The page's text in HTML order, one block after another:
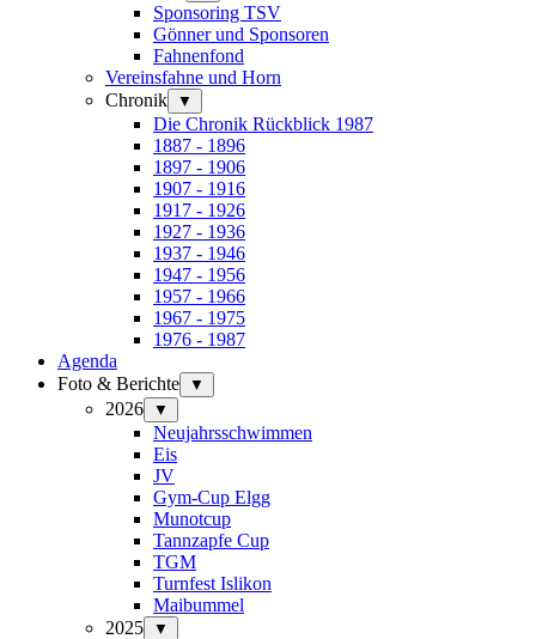
Sponsoring TSV
Gönner und Sponsoren
Fahnenfond
Vereinsfahne und Horn
Chronik
▼
Die Chronik Rückblick 1987
1887 - 1896
1897 - 1906
1907 - 1916
1917 - 1926
1927 - 1936
1937 - 1946
1947 - 1956
1957 - 1966
1967 - 1975
1976 - 1987
Agenda
Foto & Berichte
▼
2026 ▼
Neujahrsschwimmen
Eis
JV
Gym-Cup Elgg
Munotcup
Tannzapfe Cup
TGM
Turnfest Islikon
Maibummel
2025
▼